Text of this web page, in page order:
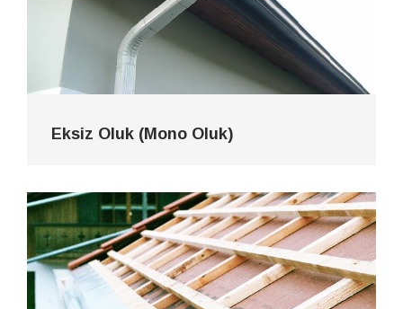
Eksiz Oluk (Mono Oluk)